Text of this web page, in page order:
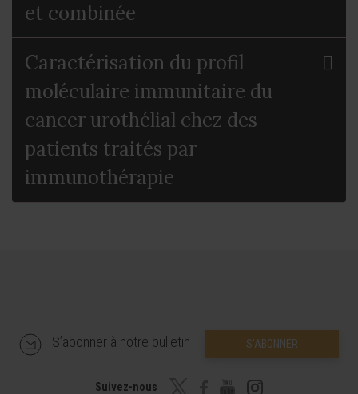
et combinée
Caractérisation du profil
moléculaire immunitaire du
cancer urothélial chez des
patients traités par
immunothérapie
S’abonner à notre bulletin S’ABONNER
Suivez-nous